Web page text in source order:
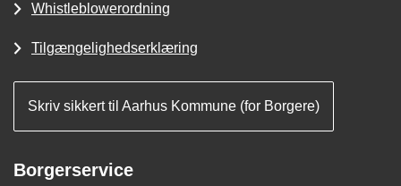
Whistleblowerordning
Tilgængelighedserklæring
Skriv sikkert til Aarhus Kommune (for Borgere)
Borgerservice